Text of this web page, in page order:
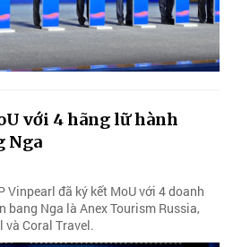
với 4 hãng lữ hành
Nga
Vinpearl đã ký kết MoU với 4 doanh
bang Nga là Anex Tourism Russia,
và Coral Travel.